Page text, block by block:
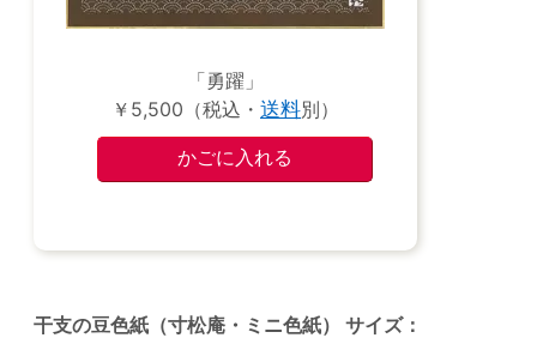
「勇躍」
￥5,500（税込・ 送料別）
干支の豆色紙（寸松庵・ミニ色紙） サイズ：